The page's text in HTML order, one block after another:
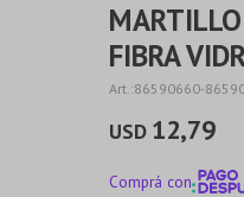
FIBRA
86590660-
USD 12,79
Comprá con